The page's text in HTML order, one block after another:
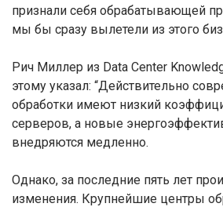
признали себя обрабатывающей
мы бы сразу вылетели из этого
Рич Миллер из Data Center
этому указал: “Действительно
обработки имеют низкий
серверов, а новые
внедряются медленно.
Однако, за последние пять лет
изменения. Крупнейшие центры